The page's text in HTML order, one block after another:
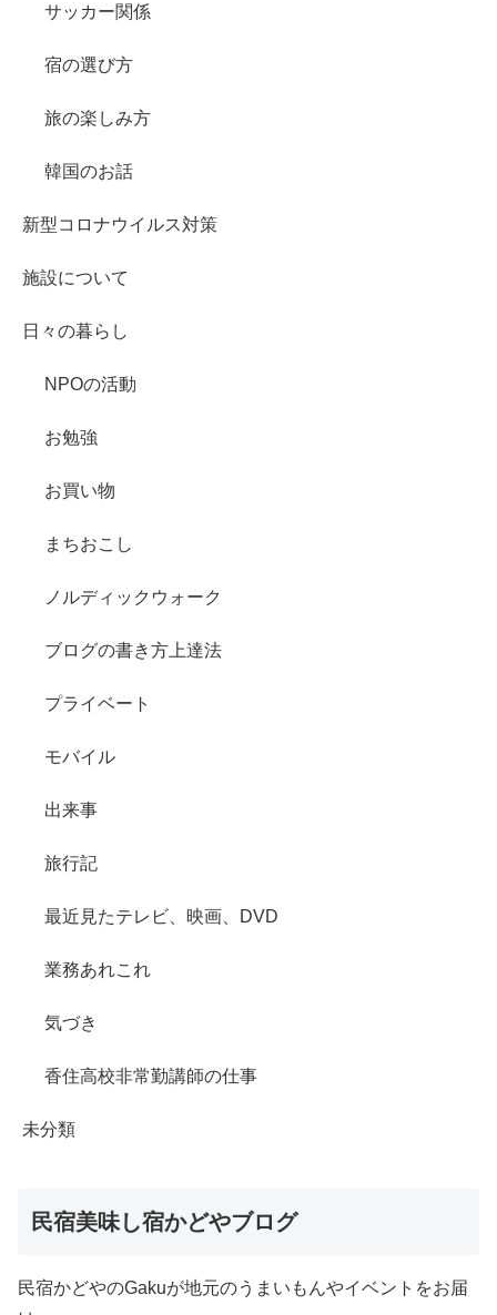
サッカー関係
宿の選び方
旅の楽しみ方
韓国のお話
新型コロナウイルス対策
施設について
日々の暮らし
NPOの活動
お勉強
お買い物
まちおこし
ノルディックウォーク
ブログの書き方上達法
プライベート
モバイル
出来事
旅行記
最近見たテレビ、映画、DVD
業務あれこれ
気づき
香住高校非常勤講師の仕事
未分類
民宿美味し宿かどやブログ
民宿かどやのGakuが地元のうまいもんやイベントをお届